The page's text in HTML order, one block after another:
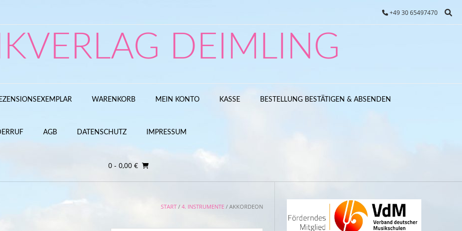
+49 30 65497470
DEIMLING
WARENKORB MEIN KONTO KASSE BESTELLUNG BESTÄTIGEN & ABSENDEN
AGB DATENSCHUTZ IMPRESSUM
0 - 0,00 €
START /4. INSTRUMENTE / AKKORDEON